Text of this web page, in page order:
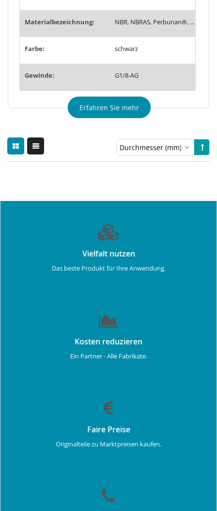
Materialbezeichnung: NBR, NBRAS, Perbunan®, PN
Farbe: schwarz
Gewinde: G1/8-AG
Erfahren Sie mehr
Vielfalt nutzen
Das beste Produkt für Ihre Anwendung.
Kosten reduzieren
Ein Partner - Alle Fabrikate.
Faire Preise
Originalteile zu Marktpreisen kaufen.